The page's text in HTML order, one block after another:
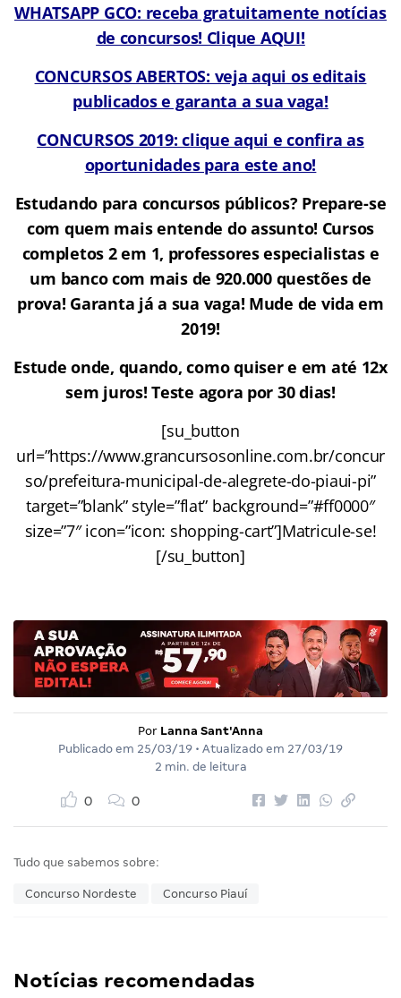
WHATSAPP GCO: receba gratuitamente notícias
de concursos! Clique AQUI!
CONCURSOS ABERTOS: veja aqui os editais
publicados e garanta a sua vaga!
CONCURSOS 2019: clique aqui e confira as
oportunidades para este ano!
Estudando para concursos públicos? Prepare-se
com quem mais entende do assunto! Cursos
completos 2 em 1, professores especialistas e
um banco com mais de 920.000 questões de
prova! Garanta já a sua vaga! Mude de vida em
2019!
Estude onde, quando, como quiser e em até 12x
sem juros! Teste agora por 30 dias!
[su_button
url=”https://www.grancursosonline.com.br/concur
so/prefeitura-municipal-de-alegrete-do-piaui-pi”
target=”blank” style=”flat” background=”#ff0000″
size=”7″ icon=”icon: shopping-cart”]Matricule-se!
[/su_button]
Por Lanna Sant'Anna
Publicado em 25/03/19 • Atualizado em 27/03/19
2 min. de leitura
0 0
Tudo que sabemos sobre:
Concurso Nordeste Concurso Piauí
Notícias recomendadas